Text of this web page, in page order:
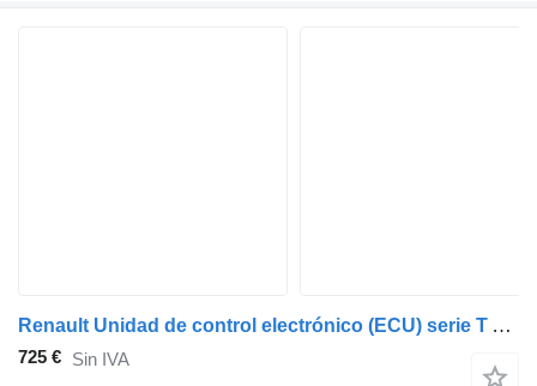
Renault Unidad de control electrónico (ECU) serie T AT2412E Optidrive 7424213321 caja de cambios para Renault T-Serie camión
725 € Sin IVA